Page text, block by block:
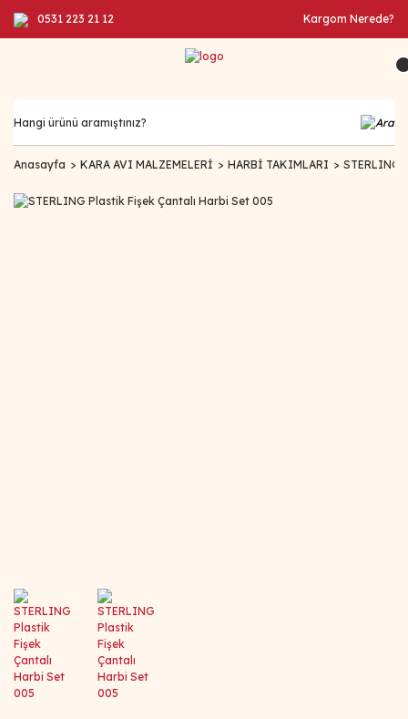
0531 223 21 12 Kargom Nerede?
Anasayfa KARA AVI MALZEMELERİ HARBİ TAKIMLARI STERLING